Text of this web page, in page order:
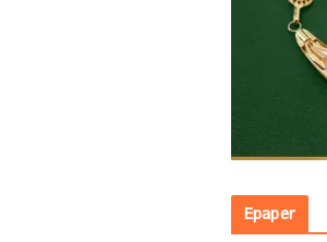
Epaper